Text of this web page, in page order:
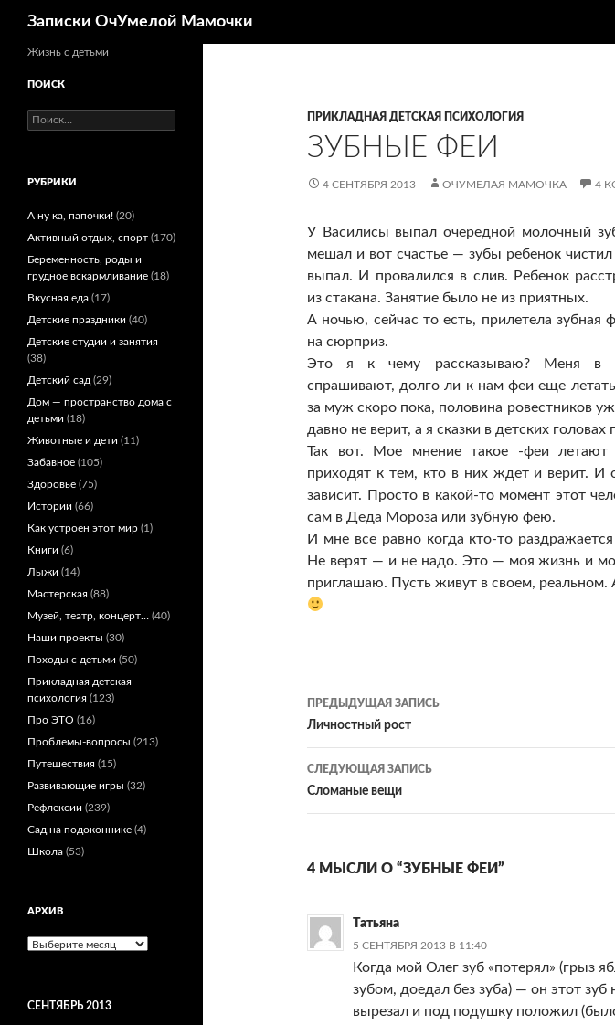
Перейти
Записки ОчУмелой Мамочки
ПРИКЛАДНАЯ ДЕТСКАЯ ПСИХОЛОГИЯ
ЗУБНЫЕ ФЕИ
4 СЕНТЯБРЯ 2013 ОЧУМЕЛАЯ МАМОЧКА 4
У Василисы выпал очередной молочный
мешал и вот счастье — зубы ребенок
выпал. И провалился в слив. Ребенок
из стакана. Занятие было не из приятных.
А ночью, сейчас то есть, прилетела зубная
на сюрприз.
Это я к чему рассказываю? Меня в
спрашивают, долго ли к нам феи еще
за муж скоро пока, половина ровестников
давно не верит, а я сказки в детских
Так вот. Мое мнение такое -феи
приходят к тем, кто в них ждет и верит. И
зависит. Просто в какой-то момент этот
сам в Деда Мороза или зубную фею.
И мне все равно когда кто-то
Не верят — и не надо. Это — моя жизнь и
приглашаю. Пусть живут в своем,
Навигация
по
записям
ПРЕДЫДУЩАЯ ЗАПИСЬ
Личностный рост
СЛЕДУЮЩАЯ ЗАПИСЬ
Сломаные вещи
4 МЫСЛИ О “ЗУБНЫЕ ФЕИ”
Татьяна
5 СЕНТЯБРЯ 2013 В 11:40
Когда мой Олег зуб «потерял» (грыз
зубом, доедал без зуба) — он этот зуб
вырезал и под подушку положил
Жизнь с детьми
ПОИСК
Найти:
РУБРИКИ
А ну ка, папочки! (20)
Активный отдых, спорт (170)
Беременность, роды и
грудное вскармливание (18)
Вкусная еда (17)
Детские праздники (40)
Детские студии и занятия
(38)
Детский сад (29)
Дом — пространство дома с
детьми (18)
Животные и дети (11)
Забавное (105)
Здоровье (75)
Истории (66)
Как устроен этот мир (1)
Книги (6)
Лыжи (14)
Мастерская (88)
Музей, театр, концерт… (40)
Наши проекты (30)
Походы с детьми (50)
Прикладная детская
психология (123)
Про ЭТО (16)
Проблемы-вопросы (213)
Путешествия (15)
Развивающие игры (32)
Рефлексии (239)
Сад на подоконнике (4)
Школа (53)
АРХИВ
Архив
СЕНТЯБРЬ 2013